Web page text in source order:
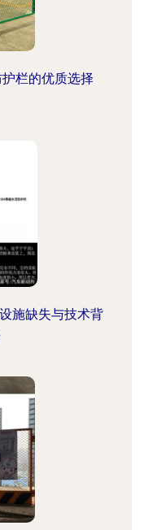
栏的优质选择
施缺失与技术背